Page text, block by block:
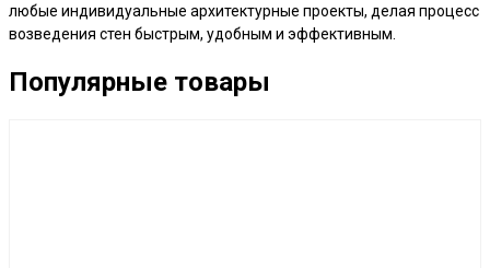
любые индивидуальные архитектурные проекты, делая процесс
возведения стен быстрым, удобным и эффективным.
Популярные товары